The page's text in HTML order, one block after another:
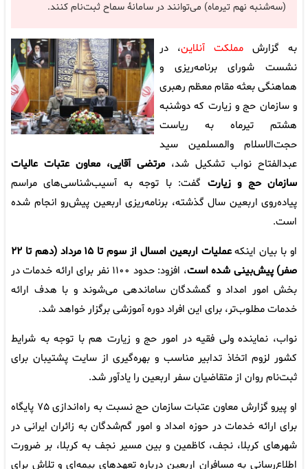
(سه‌شنبه نهم تیرماه) می‌توانند در سامانۀ سماح ثبت‌نام کنند.
به گزارش مملکت آنلاین، در
نشست شورای برنامه‌ریزی و
هماهنگی بعثه مقام معظم رهبری
و سازمان حج و زیارت که دوشنبه
هشتم تیرماه به ریاست
حجت‌الاسلام والمسلمین سید
عبدالفتاح نواب تشکیل شد، مرتضی آقایی، معاون عتبات عالیات
سازمان حج و زیارت گفت: با توجه به آسیب‌شناسی‌های مراسم
پیاده‌روی اربعین سال گذشته، برنامه‌ریزی اربعین پیش‌رو انجام شده
است.
او با بیان اینکه
عملیات اربعین امسال از سوم تا ۱۵ مرداد (دهم تا ۲۲
صفر) پیش‌بینی شده است
، افزود: حدود ۱۱۰۰ نفر برای ارائه خدمات در
بخش امور امداد و گمشدگان ساماندهی می‌شوند و با هدف ارائه
خدمات مطلوب‌تر، برای این افراد دوره آموزشی برگزار خواهد شد.
نواب، نماینده ولی فقیه در امور حج و زیارت هم با توجه به شرایط
کشور لزوم اتخاذ تدابیر مناسب و بهره‌گیری از سایت پشتیبان برای
ثبت‌نام روان از متقاضیان سفر اربعین را یادآور شد.
او پیرو گزارش معاون عتبات سازمان حج نسبت به راه‌اندازی ۷۵ پایگاه
برای ارائه خدمات در حوزه امداد و امور گم‌شدگان به زائران ایرانی در
شهرهای کربلا، نجف، کاظمین و بین مسیر نجف به کربلا، بر ضرورت
اطلاع‌رسانی به مسافران اربعین درباره تعهدهای بیمه‌ای و تلاش برای